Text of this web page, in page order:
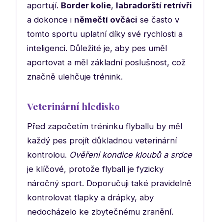
aportují. Border kolie, labradorští retrívři
a dokonce i němečtí ovčáci se často v
tomto sportu uplatní díky své rychlosti a
inteligenci. Důležité je, aby pes uměl
aportovat a měl základní poslušnost, což
značně ulehčuje trénink.
Veterinární hledisko
Před započetím tréninku flyballu by měl
každý pes projít důkladnou veterinární
kontrolou. Ověření kondice kloubů a srdce
je klíčové, protože flyball je fyzicky
náročný sport. Doporučuji také pravidelně
kontrolovat tlapky a drápky, aby
nedocházelo ke zbytečnému zranění.